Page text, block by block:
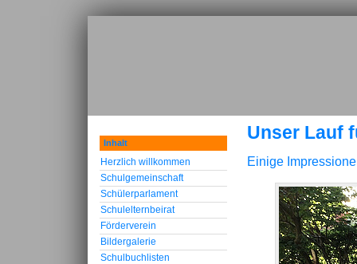
Unser Lauf
Einige
Inhalt
Herzlich willkommen
Schulgemeinschaft
Schülerparlament
Schulelternbeirat
Förderverein
Bildergalerie
Schulbuchlisten